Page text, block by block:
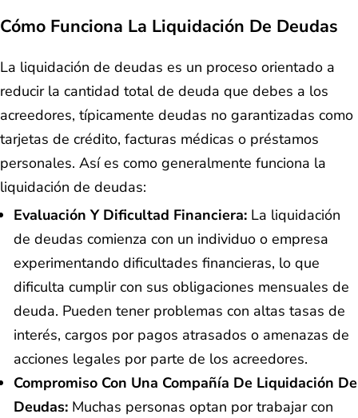
Cómo Funciona La Liquidación De Deudas
La liquidación de deudas es un proceso orientado a
reducir la cantidad total de deuda que debes a los
acreedores, típicamente deudas no garantizadas como
tarjetas de crédito, facturas médicas o préstamos
personales. Así es como generalmente funciona la
liquidación de deudas:
Evaluación Y Dificultad Financiera: La liquidación
de deudas comienza con un individuo o empresa
experimentando dificultades financieras, lo que
dificulta cumplir con sus obligaciones mensuales de
deuda. Pueden tener problemas con altas tasas de
interés, cargos por pagos atrasados o amenazas de
acciones legales por parte de los acreedores.
Compromiso Con Una Compañía De Liquidación De
Deudas: Muchas personas optan por trabajar con